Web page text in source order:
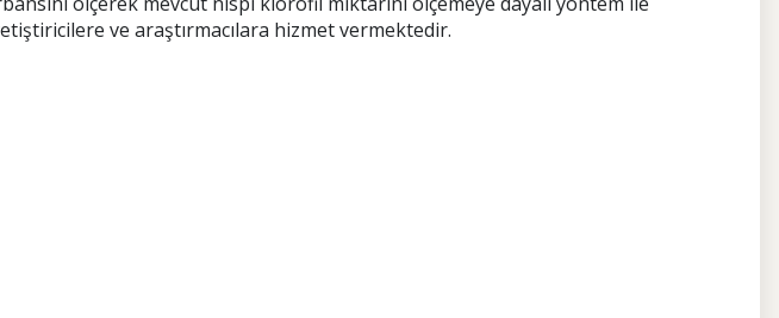
ve araştırmacılara hizmet vermektedir.